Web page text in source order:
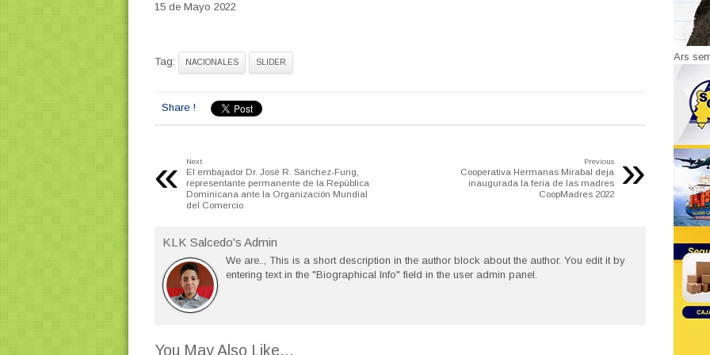
15 de Mayo 2022
Tag: NACIONALES SLIDER
Share !
« Next
El embajador Dr. José R. Sánchez-Fung,
representante permanente de la República
Dominicana ante la Organización Mundial
del Comercio
»
Previous
Cooperativa Hermanas Mirabal deja
inaugurada la feria de las madres
CoopMadres 2022
KLK Salcedo's Admin
We are.., This is a short description in the author block about the author. You edit it by
entering text in the "Biographical Info" field in the user admin panel.
You May Also Like...
Ars